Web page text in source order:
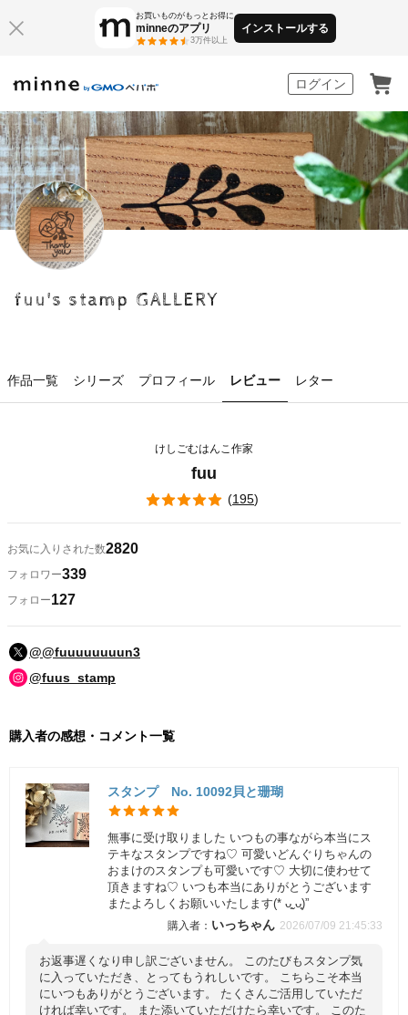
お買いものがもっとお得に
minneのアプリ
3万件以上
インストールする
ログイン
fuu's stamp GALLERY
作品一覧 シリーズ プロフィール レビュー レター
けしごむはんこ作家
fuu
(195)
お気に入りされた数2820
フォロワー339
フォロー127
@@fuuuuuuuun3
@fuus_stamp
購入者の感想・コメント一覧
スタンプ No. 10092貝と珊瑚
無事に受け取りました いつもの事ながら本当にス
テキなスタンプですね♡ 可愛いどんぐりちゃんの
おまけのスタンプも可愛いです♡ 大切に使わせて
頂きますね♡ いつも本当にありがとうございます
またよろしくお願いいたします(* ᴗ͈ˬᴗ͈)”
いっちゃん 2026/07/09 21:45:33
お返事遅くなり申し訳ございません。 このたびもスタンプ気
に入っていただき、とってもうれしいです。 こちらこそ本当
にいつもありがとうございます。 たくさんご活用していただ
ければ幸いです。 また添いていただけたら幸いです。 このた